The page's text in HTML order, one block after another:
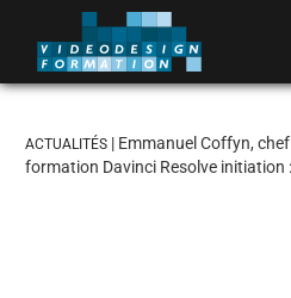
ACTUALITÉS | Emmanuel Coffyn,
formation Davinci Resolve initiation